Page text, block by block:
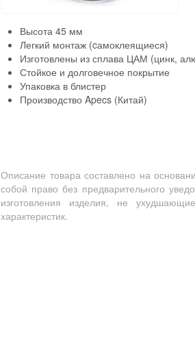
Высота 45 мм
Легкий монтаж (cамоклеящиеся)
Изготовлены из сплава ЦАМ (цинк,
Стойкое и долговечное покрытие
Упаковка в блистер
Производство Apecs (Китай)
Описание товара составлено на
собой право без предварительного
изготовления изделия, не
характеристик.